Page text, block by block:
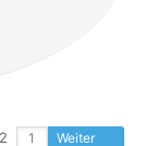
Weiter